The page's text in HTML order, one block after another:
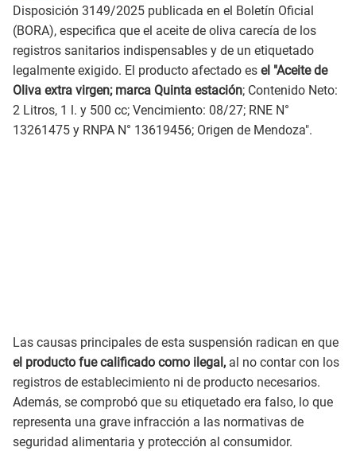
Disposición 3149/2025 publicada en el Boletín Oficial
(BORA), especifica que el aceite de oliva carecía de los
registros sanitarios indispensables y de un etiquetado
legalmente exigido. El producto afectado es el "Aceite de
Oliva extra virgen; marca Quinta estación; Contenido Neto:
2 Litros, 1 l. y 500 cc; Vencimiento: 08/27; RNE N°
13261475 y RNPA N° 13619456; Origen de Mendoza".
Las causas principales de esta suspensión radican en que
el producto fue calificado como ilegal, al no contar con los
registros de establecimiento ni de producto necesarios.
Además, se comprobó que su etiquetado era falso, lo que
representa una grave infracción a las normativas de
seguridad alimentaria y protección al consumidor.